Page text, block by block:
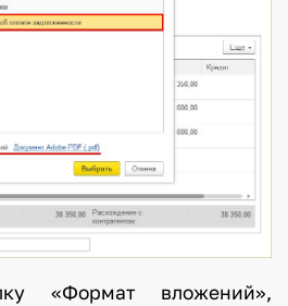
«Формат вложений»,